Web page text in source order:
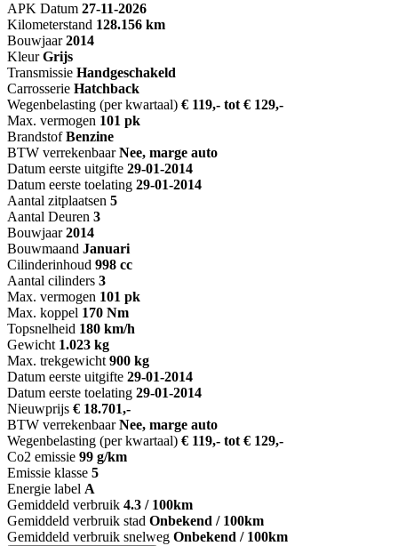
APK Datum 27-11-2026
Kilometerstand 128.156 km
Bouwjaar 2014
Kleur Grijs
Transmissie Handgeschakeld
Carrosserie Hatchback
Wegenbelasting (per kwartaal) € 119,- tot € 129,-
Max. vermogen 101 pk
Brandstof Benzine
BTW verrekenbaar Nee, marge auto
Datum eerste uitgifte 29-01-2014
Datum eerste toelating 29-01-2014
Aantal zitplaatsen 5
Aantal Deuren 3
Bouwjaar 2014
Bouwmaand Januari
Cilinderinhoud 998 cc
Aantal cilinders 3
Max. vermogen 101 pk
Max. koppel 170 Nm
Topsnelheid 180 km/h
Gewicht 1.023 kg
Max. trekgewicht 900 kg
Datum eerste uitgifte 29-01-2014
Datum eerste toelating 29-01-2014
Nieuwprijs € 18.701,-
BTW verrekenbaar Nee, marge auto
Wegenbelasting (per kwartaal) € 119,- tot € 129,-
Co2 emissie 99 g/km
Emissie klasse 5
Energie label A
Gemiddeld verbruik 4.3 / 100km
Gemiddeld verbruik stad Onbekend / 100km
Gemiddeld verbruik snelweg Onbekend / 100km